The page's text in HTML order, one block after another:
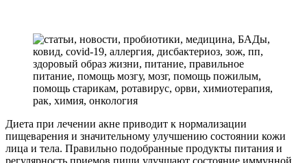
Диета при лечении акне приводит к нормализации
пищеварения и значительному улучшению состоянии кожи
лица и тела. Правильно подобранные продукты питания и